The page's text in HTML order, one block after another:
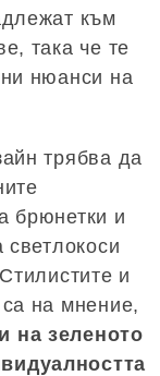
към
така че те
нюанси на
трябва да
брюнетки и
и
са на мнение,
на зеленото